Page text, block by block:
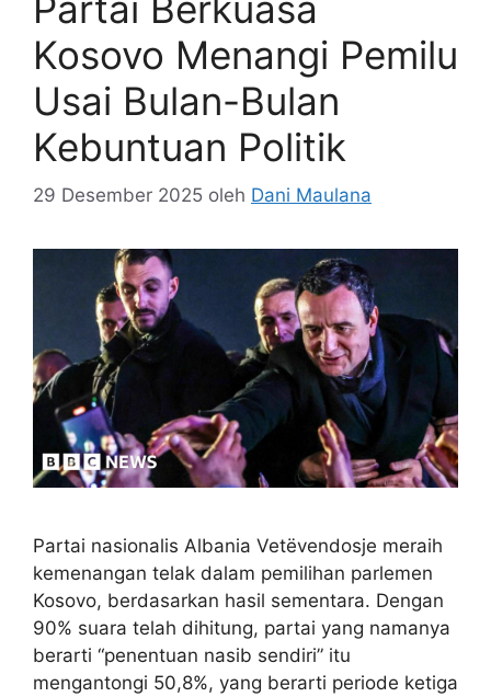
Kosovo Menangi Pemilu
Usai Bulan-Bulan
Kebuntuan Politik
29 Desember 2025 oleh Dani Maulana
Partai nasionalis Albania Vetëvendosje meraih
kemenangan telak dalam pemilihan parlemen
Kosovo, berdasarkan hasil sementara. Dengan
90% suara telah dihitung, partai yang namanya
berarti “penentuan nasib sendiri” itu
mengantongi 50,8%, yang berarti periode ketiga